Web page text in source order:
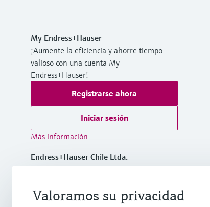
My Endress+Hauser
¡Aumente la eficiencia y ahorre tiempo
valioso con una cuenta My
Endress+Hauser!
Registrarse ahora
Iniciar sesión
Más información
Endress+Hauser Chile Ltda.
Chile
(56 2) 2398 9100
Valoramos su privacidad